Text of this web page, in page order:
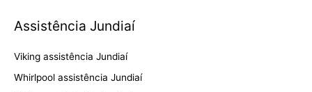
Assistência Jundiaí
Viking assistência Jundiaí
Whirlpool assistência Jundiaí